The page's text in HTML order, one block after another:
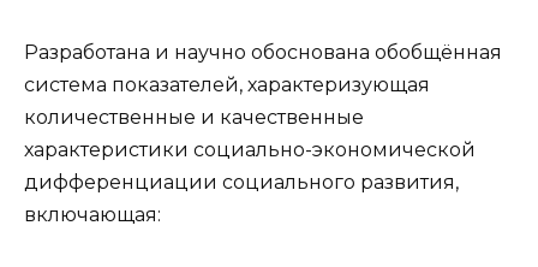
Разработана и научно обоснована обобщённая
система показателей, характеризующая
количественные и качественные
характеристики социально-экономической
дифференциации социального развития,
включающая: